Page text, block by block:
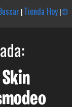
|Tienda Hoy|🌐
Skin